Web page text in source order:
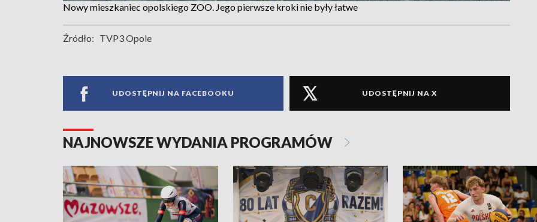
Nowy mieszkaniec opolskiego ZOO. Jego pierwsze kroki nie były łatwe
Źródło: TVP3 Opole
UDOSTĘPNIJ NA FACEBOOKU UDOSTĘPNIJ NA X
NAJNOWSZE WYDANIA PROGRAMÓW